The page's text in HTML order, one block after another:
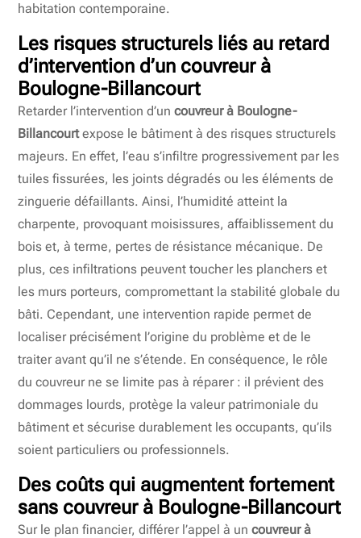
habitation contemporaine.
Les risques structurels liés au retard
d’intervention d’un couvreur à
Boulogne-Billancourt
Retarder l’intervention d’uncouvreur à Boulogne-
Billancourtexpose le bâtiment à des risques structurels
majeurs. En effet, l’eau s’infiltre progressivement par les
tuiles fissurées, les joints dégradés ou les éléments de
zinguerie défaillants. Ainsi, l’humidité atteint la
charpente, provoquant moisissures, affaiblissement du
bois et, à terme, pertes de résistance mécanique. De
plus, ces infiltrations peuvent toucher les planchers et
les murs porteurs, compromettant la stabilité globale du
bâti. Cependant, une intervention rapide permet de
localiser précisément l’origine du problème et de le
traiter avant qu’il ne s’étende. En conséquence, le rôle
du couvreur ne se limite pas à réparer : il prévient des
dommages lourds, protège la valeur patrimoniale du
bâtiment et sécurise durablement les occupants, qu’ils
soient particuliers ou professionnels.
Des coûts qui augmentent fortement
sans couvreur à Boulogne-Billancourt
Sur le plan financier, différer l’appel à uncouvreur à